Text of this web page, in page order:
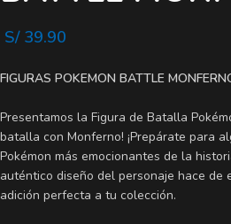
S/39.90
FIGURAS POKEMON BATTLE
Presentamos la Figura de Batalla
batalla con Monferno! ¡Prepárate para
Pokémon más emocionantes de la
auténtico diseño del personaje hace de
adición perfecta a tu colección.